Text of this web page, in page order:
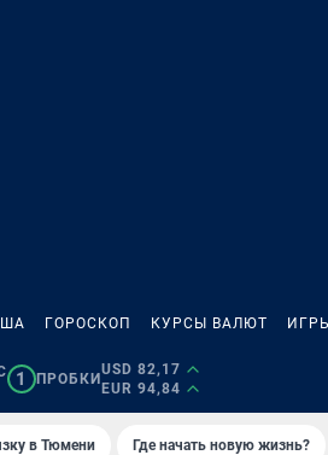
ГОРОСКОП КУРСЫ ВАЛЮТ
1 ПРОБКИ
USD 82,17
EUR 94,84
в Тюмени Где начать новую жизнь?